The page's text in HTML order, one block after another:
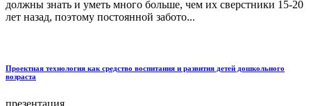
должны знать и уметь много больше, чем их сверстники 15-20
лет назад, поэтому постоянной забото...
Проектная технология как средство воспитания и развития детей дошкольного
возраста
презентация...